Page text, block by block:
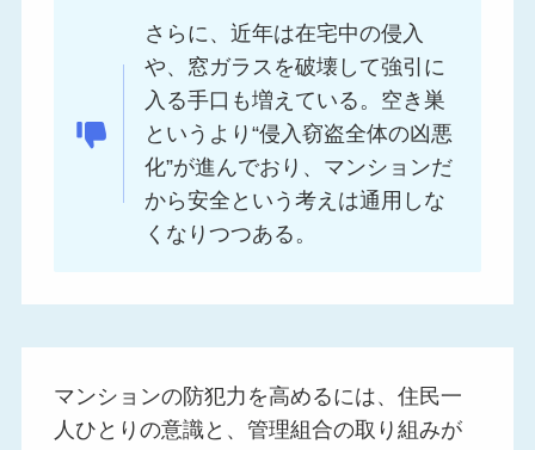
さらに、近年は在宅中の侵入
や、窓ガラスを破壊して強引に
入る手口も増えている。空き巣
というより“侵入窃盗全体の凶悪
化”が進んでおり、マンションだ
から安全という考えは通用しな
くなりつつある。
マンションの防犯力を高めるには、住民一
人ひとりの意識と、管理組合の取り組みが